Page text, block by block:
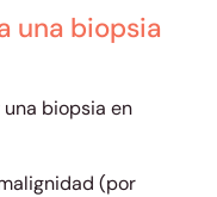
una biopsia
biopsia en
(por